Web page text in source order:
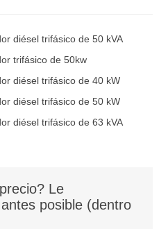
diésel trifásico de 50 kVA
trifásico de 50kw
diésel trifásico de 40 kW
diésel trifásico de 50 kW
diésel trifásico de 63 kVA
Le
posible (dentro